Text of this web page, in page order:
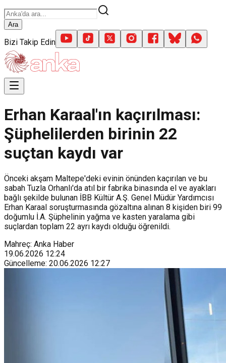
Ara
Bizi Takip Edin
Erhan Karaal'ın kaçırılması:
Şüphelilerden birinin 22
suçtan kaydı var
Önceki akşam Maltepe'deki evinin önünden kaçırılan ve bu
sabah Tuzla Orhanlı'da atıl bir fabrika binasında el ve ayakları
bağlı şekilde bulunan İBB Kültür A.Ş. Genel Müdür Yardımcısı
Erhan Karaal soruşturmasında gözaltına alınan 8 kişiden biri 99
doğumlu İ.A. Şüphelinin yağma ve kasten yaralama gibi
suçlardan toplam 22 ayrı kaydı olduğu öğrenildi.
Mahreç: Anka Haber
19.06.2026 12:24
Güncelleme: 20.06.2026 12:27